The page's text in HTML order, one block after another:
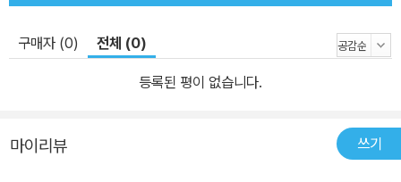
구매자 (0) 전체 (0)
등록된 평이 없습니다.
마이리뷰 쓰기